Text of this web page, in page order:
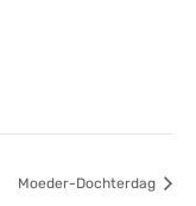
Moeder-Dochterdag